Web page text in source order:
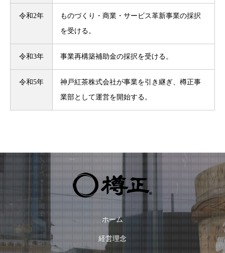
令和2年
ものづくり・商業・サービス革新事業の採択
を受ける。
令和3年 事業再構築補助金の採択を受ける。
令和5年
神戸紅茶株式会社が事業を引き継ぎ、樽正事
業部として運営を開始する。
ホーム
経営理念